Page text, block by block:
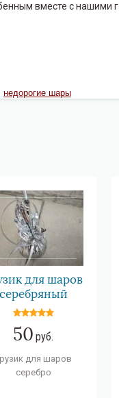
вместе с нашими
недорогие шары
для шаров
серебряный
50 руб.
для шаров
серебро